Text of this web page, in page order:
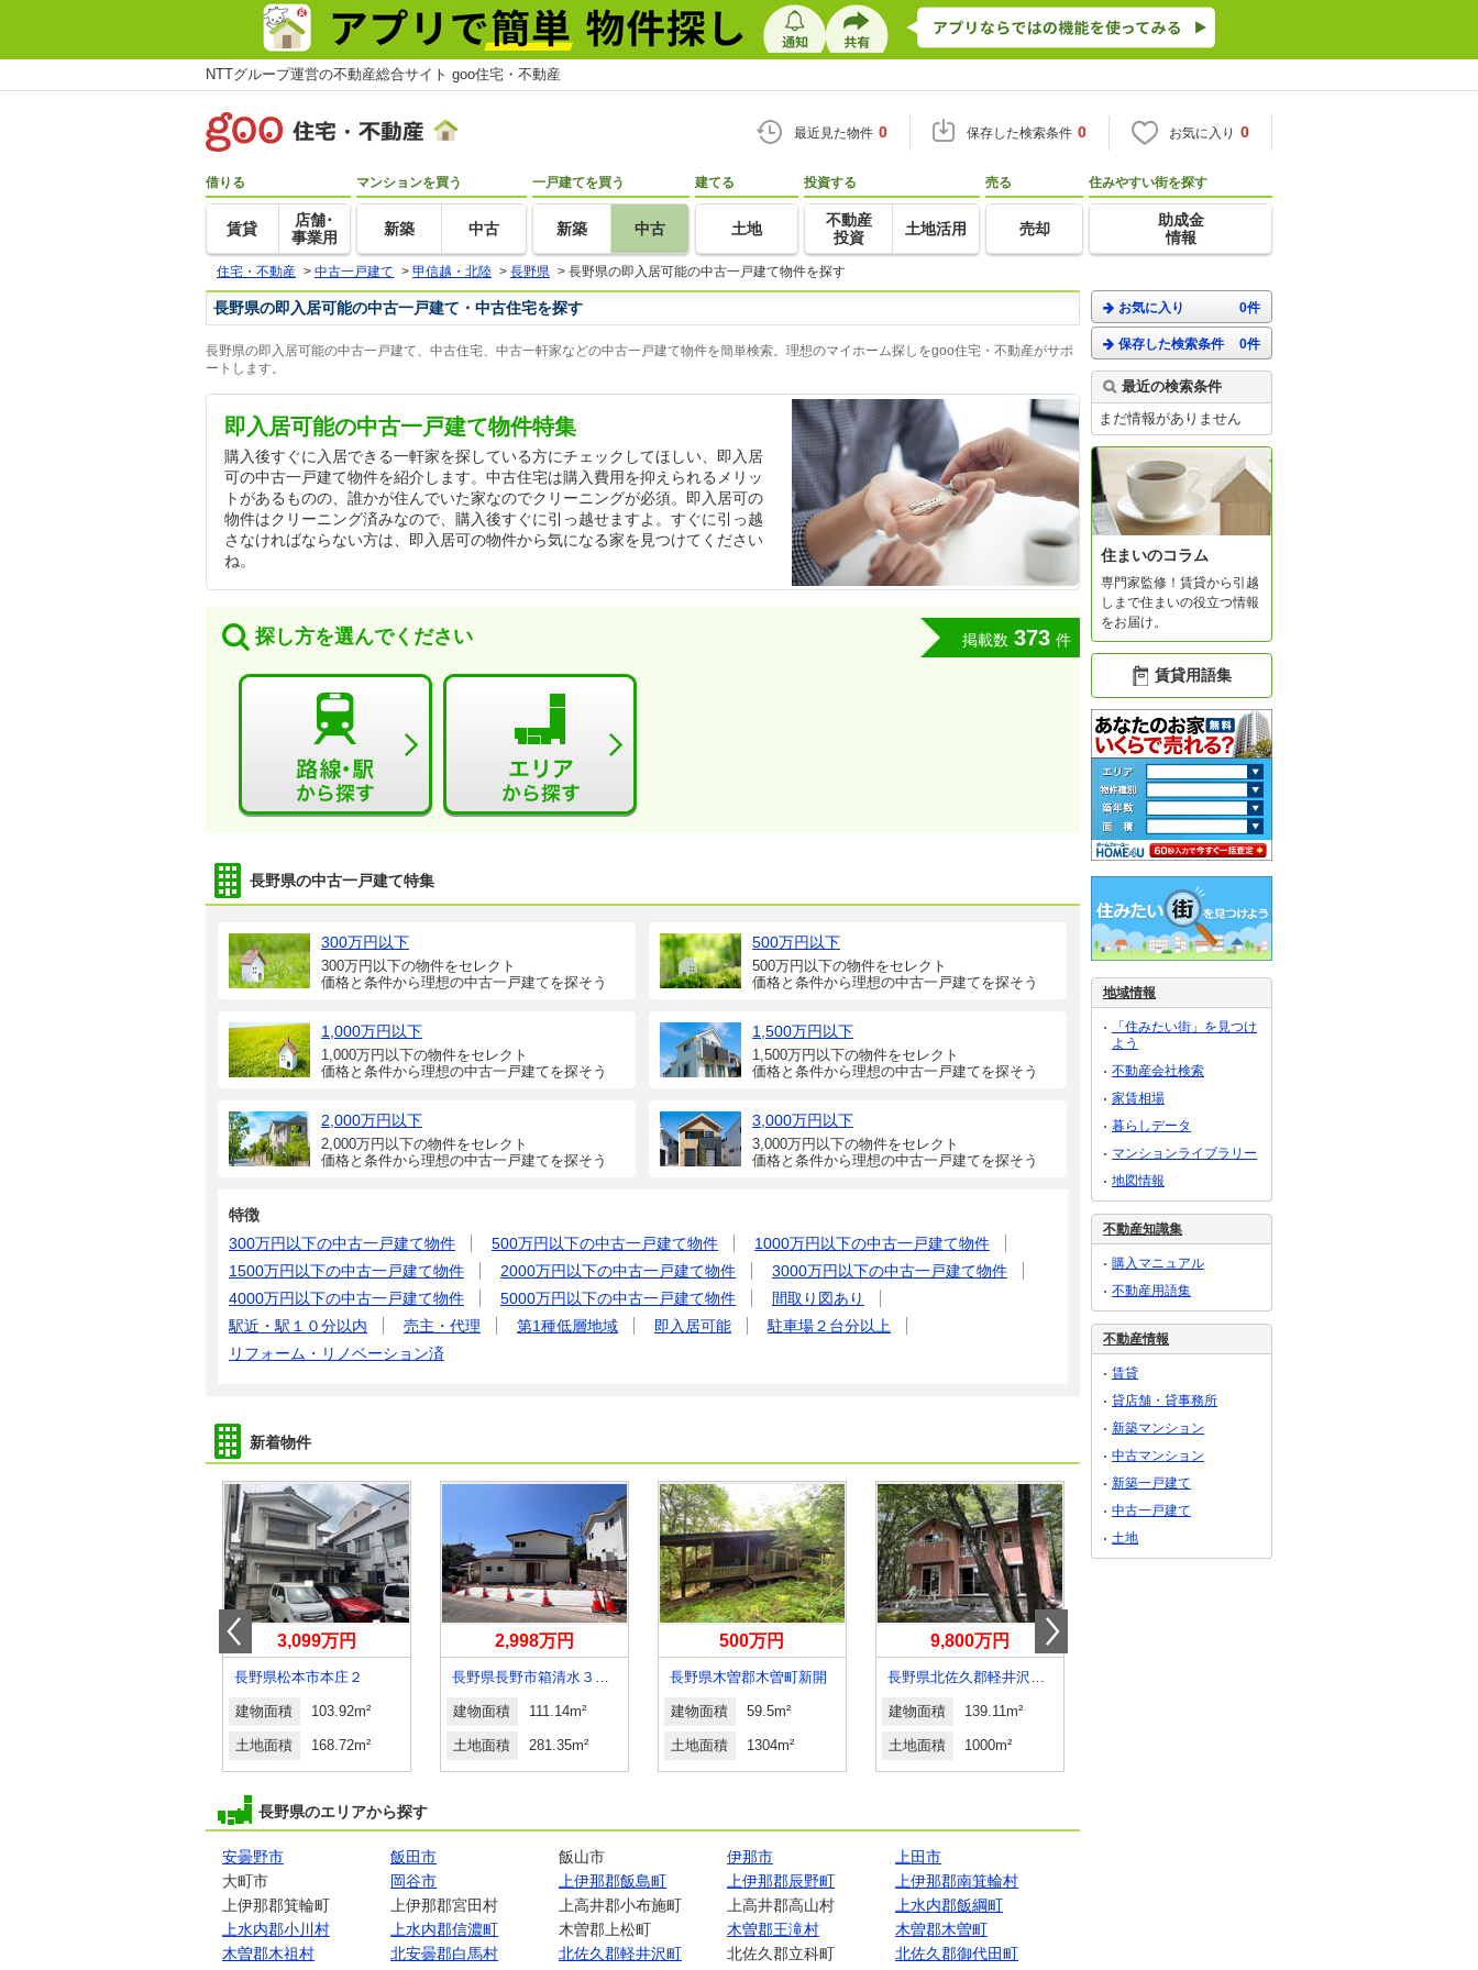
NTTグループ運営の不動産総合サイト goo住宅・不動産
最近見た物件 0 保存した検索条件 0 お気に入り 0
借りる
賃貸
店舗･
事業用
マンションを買う
新築 中古
一戸建てを買う
新築 中古
建てる
土地
投資する
不動産
投資
土地活用
売る
売却
住みやすい街を探す
助成金
情報
住宅・不動産 > 中古一戸建て > 甲信越・北陸 > 長野県 > 長野県の即入居可能の中古一戸建て物件を探す
長野県の即入居可能の中古一戸建て・中古住宅を探す
長野県の即入居可能の中古一戸建て、中古住宅、中古一軒家などの中古一戸建て物件を簡単検索。理想のマイホーム探しをgoo住宅・不動産がサポ
ートします。
即入居可能の中古一戸建て物件特集
購入後すぐに入居できる一軒家を探している方にチェックしてほしい、即入居
可の中古一戸建て物件を紹介します。中古住宅は購入費用を抑えられるメリッ
トがあるものの、誰かが住んでいた家なのでクリーニングが必須。即入居可の
物件はクリーニング済みなので、購入後すぐに引っ越せますよ。すぐに引っ越
さなければならない方は、即入居可の物件から気になる家を見つけてください
ね。
探し方を選んでください 掲載数 373 件
長野県の中古一戸建て特集
300万円以下
300万円以下の物件をセレクト
価格と条件から理想の中古一戸建てを探そう
500万円以下
500万円以下の物件をセレクト
価格と条件から理想の中古一戸建てを探そう
1,000万円以下
1,000万円以下の物件をセレクト
価格と条件から理想の中古一戸建てを探そう
1,500万円以下
1,500万円以下の物件をセレクト
価格と条件から理想の中古一戸建てを探そう
2,000万円以下
2,000万円以下の物件をセレクト
価格と条件から理想の中古一戸建てを探そう
3,000万円以下
3,000万円以下の物件をセレクト
価格と条件から理想の中古一戸建てを探そう
特徴
300万円以下の中古一戸建て物件
500万円以下の中古一戸建て物件
1000万円以下の中古一戸建て物件
1500万円以下の中古一戸建て物件
2000万円以下の中古一戸建て物件
3000万円以下の中古一戸建て物件
4000万円以下の中古一戸建て物件
5000万円以下の中古一戸建て物件
間取り図あり
駅近・駅１０分以内
売主・代理 第1種低層地域 即入居可能
駐車場２台分以上
リフォーム・リノベーション済
新着物件
3,099万円
長野県松本市本庄２
建物面積 103.92m²
土地面積 168.72m²
2,998万円
長野県長野市箱清水３丁目
建物面積 111.14m²
土地面積 281.35m²
500万円
長野県木曽郡木曽町新開
建物面積 59.5m²
土地面積 1304m²
9,800万円
長野県北佐久郡軽井沢町大字追分
建物面積 139.11m²
土地面積 1000m²
長野県のエリアから探す
安曇野市 飯田市 飯山市 伊那市
上田市
大町市
岡谷市 上伊那郡飯島町 上伊那郡辰野町
上伊那郡南箕輪村
上伊那郡箕輪町
上伊那郡宮田村 上高井郡小布施町 上高井郡高山村
上水内郡飯綱町
上水内郡小川村
上水内郡信濃町 木曽郡上松町 木曽郡王滝村
木曽郡木曽町
木曽郡木祖村
北安曇郡白馬村 北佐久郡軽井沢町 北佐久郡立科町
北佐久郡御代田町
お気に入り 0件
保存した検索条件 0件
最近の検索条件
まだ情報がありません
住まいのコラム
専門家監修！賃貸から引越
しまで住まいの役立つ情報
をお届け。
賃貸用語集
地域情報
「住みたい街」を見つけ
よう
不動産会社検索
家賃相場
暮らしデータ
マンションライブラリー
地図情報
不動産知識集
購入マニュアル
不動産用語集
不動産情報
賃貸
貸店舗・貸事務所
新築マンション
中古マンション
新築一戸建て
中古一戸建て
土地